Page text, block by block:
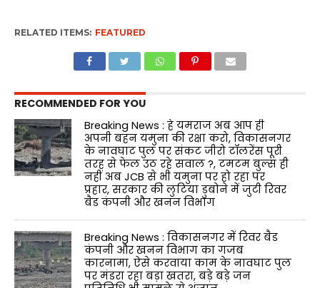
RELATED ITEMS: FEATURED
RECOMMENDED FOR YOU
Breaking News : हे यमराज अब आप ही
अपनी बहन यमुना की रक्षा करो, विकासनगर
के नावघाट पुल पर संकट जीरो टॉलरेंस पूरी
तरह से फेल उठ रहे सवाल ?, टमटम बुल्स ही
नहीं अब JCB से भी यमुना पर हो रहा पर
प्रहार, सरकार की लुटिया डुबोने में जुटी रिवर
बैड कंपनी और खनन विभाग
Breaking News : विकासनगर में रिवर बैड
कंपनी और खनन विभाग का गजब
कारनामा, ऐसे करवाया काम के नावघाट पुल
पर मंडरा रहा बड़ा खतरा, बड़े बड़े जन